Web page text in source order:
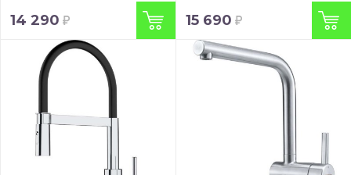
14 290 15 690